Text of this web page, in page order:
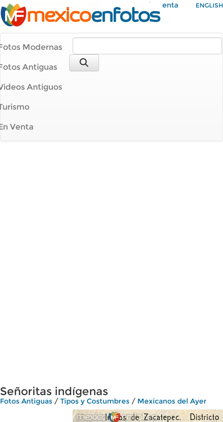
Mi Cuenta ENGLISH
Modernas
Antiguas
Antiguos
Venta
Señoritas indígenas
Fotos Antiguas / Tipos y Costumbres / Mexicanos del Ayer